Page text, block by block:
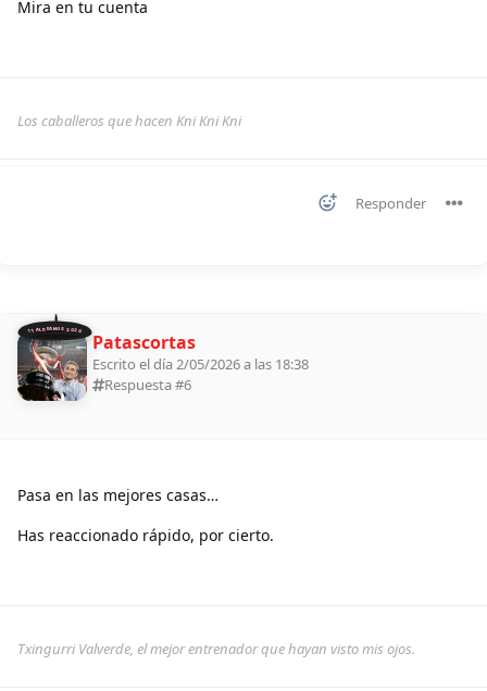
Mira en tu cuenta
Los caballeros que hacen Kni Kni Kni
Responder
11 ALDEANOS 2026 Patascortas
Escrito el día 2/05/2026 a las 18:38
Respuesta #6
Pasa en las mejores casas…
Has reaccionado rápido, por cierto.
Txingurri Valverde, el mejor entrenador que hayan visto mis ojos.